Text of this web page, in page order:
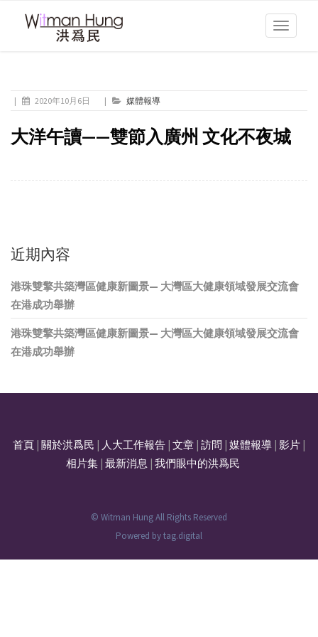
Toggle
| 2020年10月6日 | 媒體報導
大洋午讀——雙節入廣州 文化不夜城
近期內容
港珠雙擎共築灣區健康新圖景— 大灣區大健康領域發展交流會
在港成功舉辦
港珠雙擎共築灣區健康新圖景— 大灣區大健康領域發展交流會
在港成功舉辦
首頁 關於洪爲民 人大工作報告 文章 訪問 媒體報導 影片
相片集| 最新消息 我們眼中的洪爲民
© Witman Hung All Rights Reserved
Powered bytag.digital